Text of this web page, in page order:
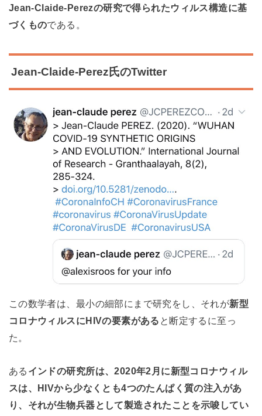
Jean-Claide-Perezの研究で得られたウィルス構造に基
づくものである。
Jean-Claide-Perez氏のTwitter
この数学者は、最小の細部にまで研究をし、それが新型
コロナウィルスにHIVの要素がある と断定するに至っ
た。
ある インドの研究所は、2020年2月に新型コロナウィル
スは、HIVから少なくとも4つのたんぱく質の注入があ
り、それが生物兵器として製造されたことを示唆してい